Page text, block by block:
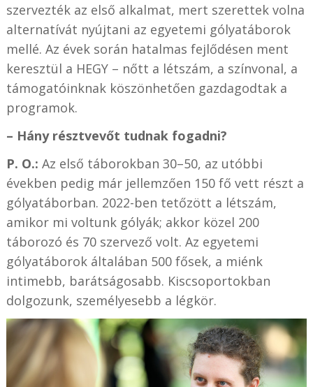
szervezték az első alkalmat, mert szerettek volna
alternatívát nyújtani az egyetemi gólyatáborok
mellé. Az évek során hatalmas fejlődésen ment
keresztül a HEGY – nőtt a létszám, a színvonal, a
támogatóinknak köszönhetően gazdagodtak a
programok.
– Hány résztvevőt tudnak fogadni?
P. O.: Az első táborokban 30–50, az utóbbi
években pedig már jellemzően 150 fő vett részt a
gólyatáborban. 2022-ben tetőzött a létszám,
amikor mi voltunk gólyák; akkor közel 200
táborozó és 70 szervező volt. Az egyetemi
gólyatáborok általában 500 fősek, a miénk
intimebb, barátságosabb. Kiscsoportokban
dolgozunk, személyesebb a légkör.